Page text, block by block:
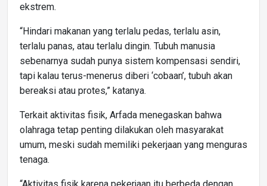
ekstrem.
“Hindari makanan yang terlalu pedas, terlalu asin,
terlalu panas, atau terlalu dingin. Tubuh manusia
sebenarnya sudah punya sistem kompensasi sendiri,
tapi kalau terus-menerus diberi ‘cobaan’, tubuh akan
bereaksi atau protes,” katanya.
Terkait aktivitas fisik, Arfada menegaskan bahwa
olahraga tetap penting dilakukan oleh masyarakat
umum, meski sudah memiliki pekerjaan yang menguras
tenaga.